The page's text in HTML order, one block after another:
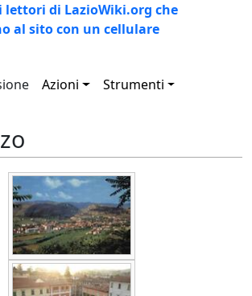
lettori di LazioWiki.org che
al sito con un cellulare
Azioni Strumenti